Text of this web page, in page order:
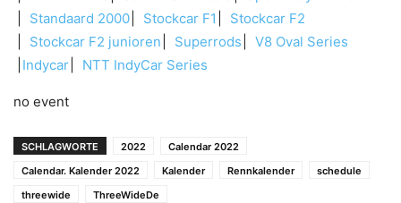
Standaard 2000
Stockcar F1
Stockcar F2
Stockcar F2 junioren
Superrods
V8 Oval Series
Indycar
NTT IndyCar Series
no event
SCHLAGWORTE 2022
Calendar 2022
Calendar. Kalender 2022
Kalender Rennkalender
schedule
threewide
ThreeWideDe